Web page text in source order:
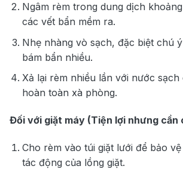
Ngâm rèm trong dung dịch
các vết bẩn mềm ra.
Nhẹ nhàng vò sạch, đặc biệt chú
bám bẩn nhiều.
Xả lại rèm nhiều lần với nước
hoàn toàn xà phòng.
Đối với giặt máy (Tiện lợi nhưng cần
Cho rèm vào túi giặt lưới để bảo
tác động của lồng giặt.